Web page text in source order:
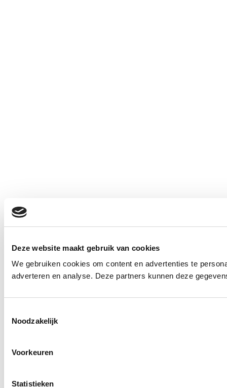
Deze website maakt gebruik van cookies
We gebruiken cookies om content en advertenties te
adverteren en analyse. Deze partners kunnen deze
Noodzakelijk
Voorkeuren
Statistieken